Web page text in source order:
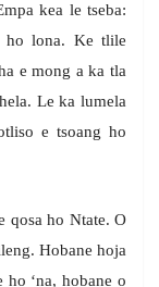
kea le tseba:
ho lona. Ke tlile
e mong a ka tla
Le ka lumela
e tsoang ho
qosa ho Ntate. O
Hobane hoja
‘na, hobane o